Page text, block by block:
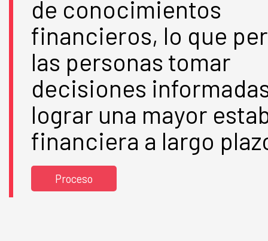
de conocimientos
financieros, lo que
las personas tomar
decisiones
lograr una mayor
financiera a largo
Proceso